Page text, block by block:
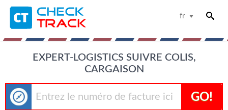
fr
EXPERT-LOGISTICS SUIVRE COLIS,
CARGAISON
GO!